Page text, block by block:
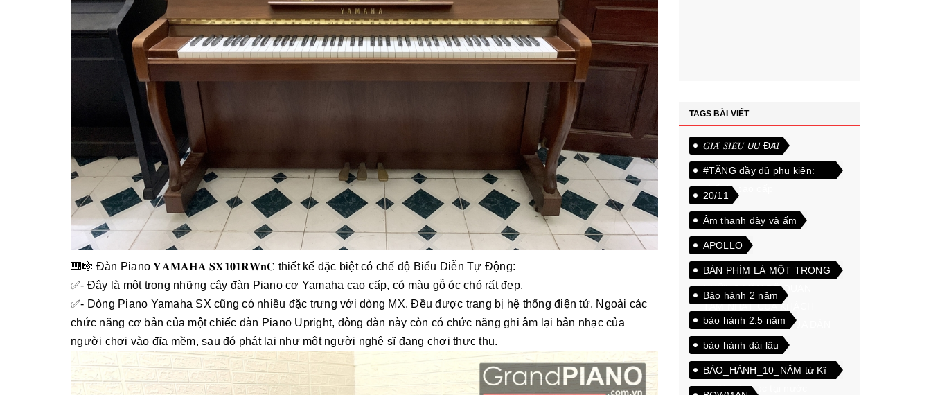
🎹🎼 Đàn Piano 𝐘𝐀𝐌𝐀𝐇𝐀 𝐒𝐗𝟏𝟎𝟏𝐑𝐖𝐧𝐂 thiết kế đặc biệt có chế độ Biểu Diễn Tự Động:
✅- Đây là một trong những cây đàn Piano cơ Yamaha cao cấp, có màu gỗ óc chó rất đẹp.
✅- Dòng Piano Yamaha SX cũng có nhiều đặc trưng với dòng MX. Đều được trang bị hệ thống điện tử. Ngoài các
chức năng cơ bản của một chiếc đàn Piano Upright, dòng đàn này còn có chức năng ghi âm lại bản nhạc của
người chơi vào đĩa mềm, sau đó phát lại như một người nghệ sĩ đang chơi thực thụ.
TAGS BÀI VIẾT
𝐺𝐼𝐴́ 𝑆𝐼𝐸̂𝑈 𝘜̛𝘜 Đ𝘈̃𝘐
#TẶNG đầy đủ phụ kiện:
ghế da cao cấp
20/11
Âm thanh dày và ấm
APOLLO
BÀN PHÍM LÀ MỘT TRONG
NHỮNG VẤN ĐỀ QUAN
TÂM NHẤT CỦA KHÁCH
HÀNG KHI CHỌN MUA ĐÀN
PIANO ĐIỆN
Bảo hành 2 năm
bảo hành 2.5 năm
bảo hành dài lâu
BẢO_HÀNH_10_NĂM từ Kĩ
thuật viên học tại nước